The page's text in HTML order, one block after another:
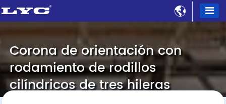

Corona de orientación con
rodamiento de rodillos
cilíndricos de tres hileras